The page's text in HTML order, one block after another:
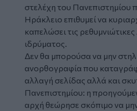
στελέχη του Πανεπιστημίου
Ηράκλειο επιθυμεί να
καπελώσει τις
ιδρύματος.
Δεν θα μπορούσα να μην
ανορθογραφία που
αλλαγή σελίδας αλλά και
Πανεπιστημίου: η
αρχή θεώρησε σκόπιμο να